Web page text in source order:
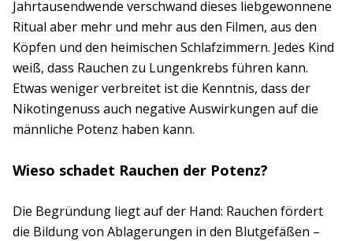
Jahrtausendwende verschwand dieses liebgewonnene
Ritual aber mehr und mehr aus den Filmen, aus den
Köpfen und den heimischen Schlafzimmern. Jedes Kind
weiß, dass Rauchen zu Lungenkrebs führen kann.
Etwas weniger verbreitet ist die Kenntnis, dass der
Nikotingenuss auch negative Auswirkungen auf die
männliche Potenz haben kann.
Wieso schadet Rauchen der Potenz?
Die Begründung liegt auf der Hand: Rauchen fördert
die Bildung von Ablagerungen in den Blutgefäßen –